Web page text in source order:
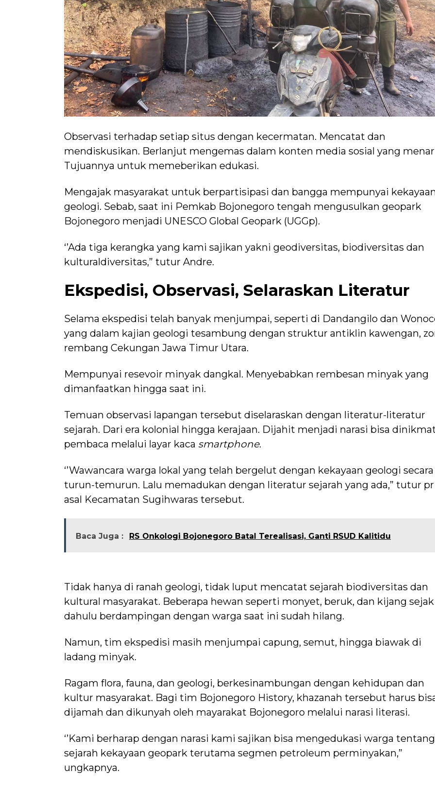
Observasi terhadap setiap situs dengan kecermatan. Mencatat dan
mendiskusikan. Berlanjut mengemas dalam konten media sosial yang
Tujuannya untuk memeberikan edukasi.
Mengajak masyarakat untuk berpartisipasi dan bangga mempunyai
geologi. Sebab, saat ini Pemkab Bojonegoro tengah mengusulkan geopark
Bojonegoro menjadi UNESCO Global Geopark (UGGp).
‘’Ada tiga kerangka yang kami sajikan yakni geodiversitas, biodiversitas dan
kulturaldiversitas,” tutur Andre.
Ekspedisi, Observasi, Selaraskan Literatur
Selama ekspedisi telah banyak menjumpai, seperti di Dandangilo dan
yang dalam kajian geologi tesambung dengan struktur antiklin kawengan,
rembang Cekungan Jawa Timur Utara.
Mempunyai resevoir minyak dangkal. Menyebabkan rembesan minyak yang
dimanfaatkan hingga saat ini.
Temuan observasi lapangan tersebut diselaraskan dengan literatur-literatur
sejarah. Dari era kolonial hingga kerajaan. Dijahit menjadi narasi bisa
pembaca melalui layar kaca smartphone.
‘’Wawancara warga lokal yang telah bergelut dengan kekayaan geologi secara
turun-temurun. Lalu memadukan dengan literatur sejarah yang ada,” tutur
asal Kecamatan Sugihwaras tersebut.
Baca Juga : RS Onkologi Bojonegoro Batal Terealisasi, Ganti RSUD Kalitidu
Tidak hanya di ranah geologi, tidak luput mencatat sejarah biodiversitas dan
kultural masyarakat. Beberapa hewan seperti monyet, beruk, dan kijang sejak
dahulu berdampingan dengan warga saat ini sudah hilang.
Namun, tim ekspedisi masih menjumpai capung, semut, hingga biawak di
ladang minyak.
Ragam flora, fauna, dan geologi, berkesinambungan dengan kehidupan dan
kultur masyarakat. Bagi tim Bojonegoro History, khazanah tersebut harus
dijamah dan dikunyah oleh mayarakat Bojonegoro melalui narasi literasi.
‘’Kami berharap dengan narasi kami sajikan bisa mengedukasi warga tentang
sejarah kekayaan geopark terutama segmen petroleum perminyakan,”
ungkapnya.